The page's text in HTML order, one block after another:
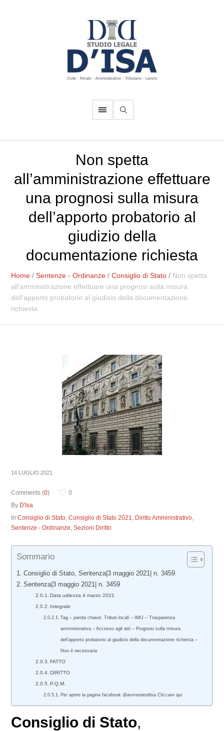
Non spetta
all’amministrazione effettuare
una prognosi sulla misura
dell’apporto probatorio al
giudizio della
documentazione richiesta
Home /Sentenze - Ordinanze /Consiglio di Stato / Non spetta
all’amministrazione effettuare una prognosi sulla misura
dell’apporto probatorio al giudizio della documentazione
richiesta
14 LUGLIO 2021
Comments (0)
0
By D'Isa
InConsiglio di Stato,Consiglio di Stato 2021, Diritto Amministrativo,
Sentenze - Ordinanze,Sezioni Diritto
Sommario
Consiglio di Stato, Sentenza|3 maggio 2021| n. 3459.
Sentenza|3 maggio 2021| n. 3459
Data udienza 4 marzo 2021
Integrale
Tag – parola chiave: Tributi locali – IMU – Trasparenza
amministrativa – Accesso agli atti – Prognosi sulla misura
dell’apporto probatorio al giudizio della documentazione richiesta –
Non è necessaria
FATTO
DIRITTO
P.Q.M.
Per aprire la pagina facebook @avvrenatodisa Cliccare qui
Consiglio di Stato,